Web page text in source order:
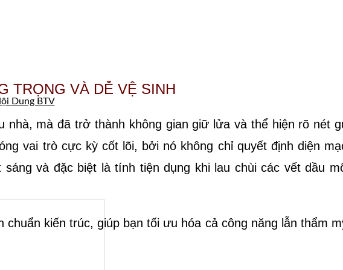
TRỌNG VÀ DỄ VỆ SINH
Dung BTV
mà đã trở thành không gian giữ lửa và thể hiện rõ nét
vai trò cực kỳ cốt lõi, bởi nó không chỉ quyết định diện
và đặc biệt là tính tiện dụng khi lau chùi các vết dầu
kiến trúc, giúp bạn tối ưu hóa cả công năng lẫn thẩm